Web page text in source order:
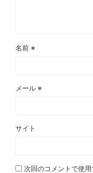
名前 ※
メール ※
サイト
次回のコメントで使